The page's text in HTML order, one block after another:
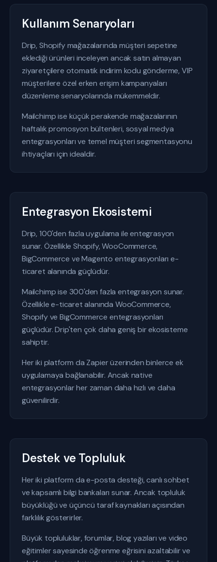
Kullanım Senaryoları
Drip, Shopify mağazalarında müşteri sepetine
eklediği ürünleri inceleyen ancak satın almayan
ziyaretçilere otomatik indirim kodu gönderme, VIP
müşterilere özel erken erişim kampanyaları
düzenleme senaryolarında mükemmeldir.
Mailchimp ise küçük perakende mağazalarının
haftalık promosyon bültenleri, sosyal medya
entegrasyonları ve temel müşteri segmentasyonu
ihtiyaçları için idealdir.
Entegrasyon Ekosistemi
Drip, 100'den fazla uygulama ile entegrasyon
sunar. Özellikle Shopify, WooCommerce,
BigCommerce ve Magento entegrasyonları e-
ticaret alanında güçlüdür.
Mailchimp ise 300'den fazla entegrasyon sunar.
Özellikle e-ticaret alanında WooCommerce,
Shopify ve BigCommerce entegrasyonları
güçlüdür. Drip'ten çok daha geniş bir ekosisteme
sahiptir.
Her iki platform da Zapier üzerinden binlerce ek
uygulamaya bağlanabilir. Ancak native
entegrasyonlar her zaman daha hızlı ve daha
güvenilirdir.
Destek ve Topluluk
Her iki platform da e-posta desteği, canlı sohbet
ve kapsamlı bilgi bankaları sunar. Ancak topluluk
büyüklüğü ve üçüncü taraf kaynakları açısından
farklılık gösterirler.
Büyük topluluklar, forumlar, blog yazıları ve video
eğitimler sayesinde öğrenme eğrisini azaltabilir ve